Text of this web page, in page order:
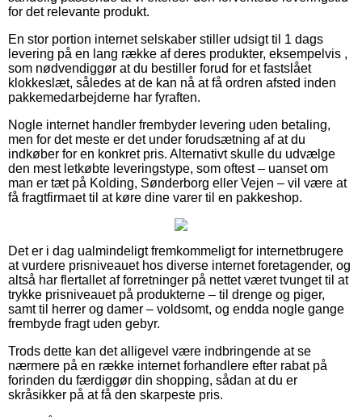
for det relevante produkt.
En stor portion internet selskaber stiller udsigt til 1 dags
levering på en lang række af deres produkter, eksempelvis ,
som nødvendiggør at du bestiller forud for et fastslået
klokkeslæt, således at de kan nå at få ordren afsted inden
pakkemedarbejderne har fyraften.
Nogle internet handler frembyder levering uden betaling,
men for det meste er det under forudsætning af at du
indkøber for en konkret pris. Alternativt skulle du udvælge
den mest letkøbte leveringstype, som oftest – uanset om
man er tæt på Kolding, Sønderborg eller Vejen – vil være at
få fragtfirmaet til at køre dine varer til en pakkeshop.
Det er i dag ualmindeligt fremkommeligt for internetbrugere
at vurdere prisniveauet hos diverse internet foretagender, og
altså har flertallet af forretninger på nettet været tvunget til at
trykke prisniveauet på produkterne – til drenge og piger,
samt til herrer og damer – voldsomt, og endda nogle gange
frembyde fragt uden gebyr.
Trods dette kan det alligevel være indbringende at se
nærmere på en række internet forhandlere efter rabat på
forinden du færdiggør din shopping, sådan at du er
skråsikker på at få den skarpeste pris.